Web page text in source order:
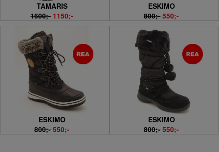
TAMARIS
1600;- 1150;-
ESKIMO
800;- 550;-
ESKIMO
800;- 550;-
ESKIMO
800;- 550;-